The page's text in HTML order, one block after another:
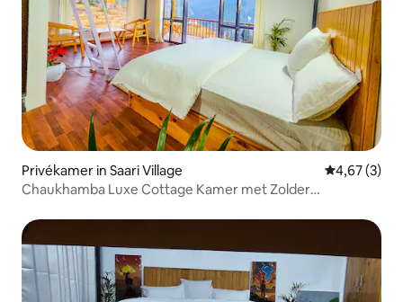
Privékamer in Saari Village
4,67 (3)
Chaukhamba Luxe Cottage Kamer met Zolder